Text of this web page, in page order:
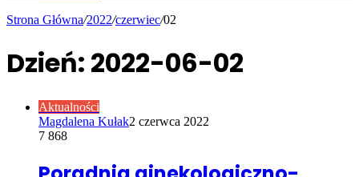
Strona Główna/2022/czerwiec/02
Dzień: 2022-06-02
Aktualności
Magdalena Kułak2 czerwca 2022
7 868